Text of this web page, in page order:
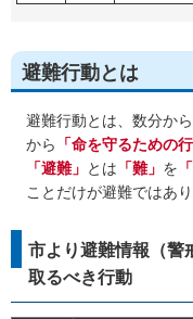
避難行動とは
避難行動とは、数分か
から
「命を守るための行
「避難」 とは 「難」 を
ことだけが避難ではあり
市より避難情報（警
取るべき行動